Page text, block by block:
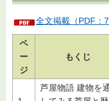
全文掲載（PDF：
ペ
ー
ジ
もくじ
芦屋物語 建物を通